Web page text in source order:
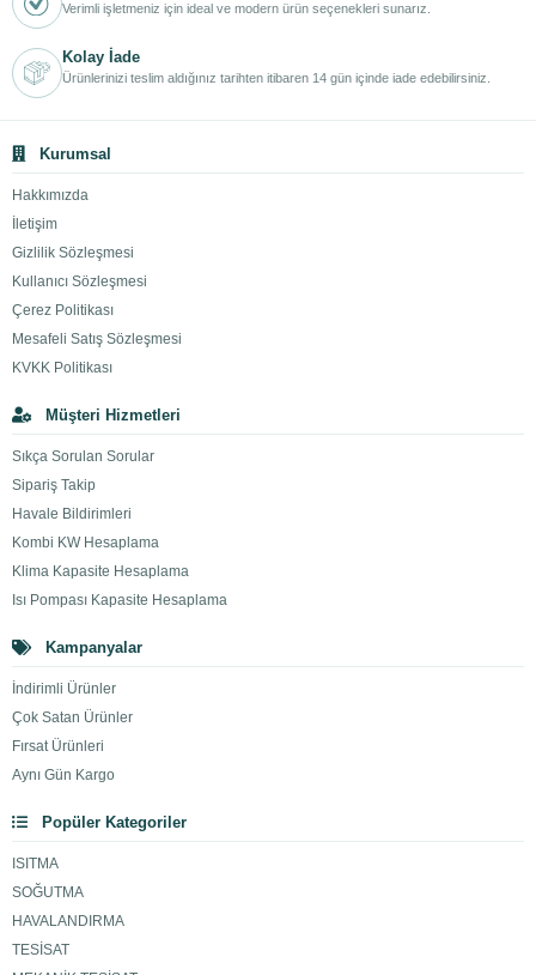
Verimli işletmeniz için ideal ve modern ürün seçenekleri sunarız.
Kolay İade
Ürünlerinizi teslim aldığınız tarihten itibaren 14 gün içinde iade edebilirsiniz.
Kurumsal
Hakkımızda
İletişim
Gizlilik Sözleşmesi
Kullanıcı Sözleşmesi
Çerez Politikası
Mesafeli Satış Sözleşmesi
KVKK Politikası
Müşteri Hizmetleri
Sıkça Sorulan Sorular
Sipariş Takip
Havale Bildirimleri
Kombi KW Hesaplama
Klima Kapasite Hesaplama
Isı Pompası Kapasite Hesaplama
Kampanyalar
İndirimli Ürünler
Çok Satan Ürünler
Fırsat Ürünleri
Aynı Gün Kargo
Popüler Kategoriler
ISITMA
SOĞUTMA
HAVALANDIRMA
TESİSAT